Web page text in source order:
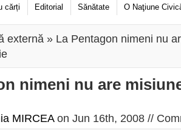
cărți Editorial Sănătate O Naţiune
externă » La Pentagon nimeni nu
nimeni nu are
MIRCEAon Jun 16th, 2008 //